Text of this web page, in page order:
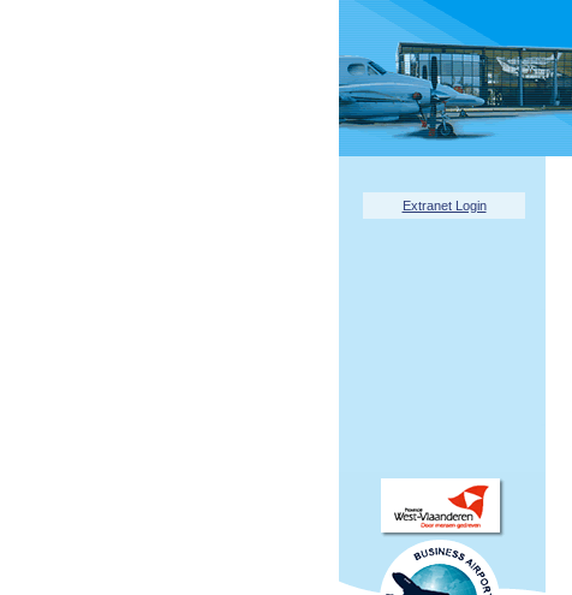
Extranet Login